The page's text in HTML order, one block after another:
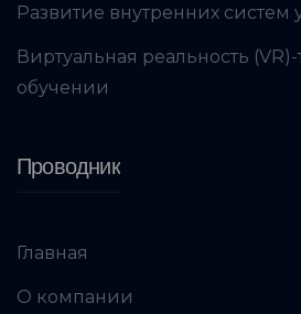
Развитие внутренних систем
Виртуальная реальность
обучении
Проводник
Главная
О компании